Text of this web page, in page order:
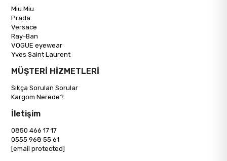
Miu Miu
Prada
Versace
Ray-Ban
VOGUE eyewear
Yves Saint Laurent
MÜŞTERİ HİZMETLERİ
Sıkça Sorulan Sorular
Kargom Nerede?
İletişim
0850 466 17 17
0555 968 55 61
[email protected]